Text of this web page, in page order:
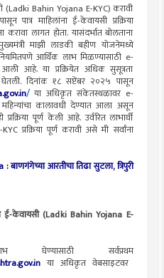
(Ladki Bahin Yojana E-KYC) करावी
पात्र माहिलांना ई-केवायसी प्रक्रिया
लागत होता. यासंदर्भात बोलताना
माझी लाडकी बहीण योजनेमध्ये
नियमितपणे आर्थिक लाभ मिळण्यासाठी e-
आहे. या प्रक्रियेत अधिक सुसूत्रता
दिनांक १८ सप्टेंबर २०२५ पासून
/या अधिकृत संकेतस्थळावर e-
कालावधी देण्यात आला असून
पूर्ण केली आहे. उर्वरित लाभार्थी
प्रक्रिया पूर्ण करावी असे मी सर्वांना
आरतीचा तिढा सुटला, त्रिपुरी
ई-केवायसी (Ladki Bahin Yojana E-
सर्वप्रथम
या अधिकृत वेबसाइटवर